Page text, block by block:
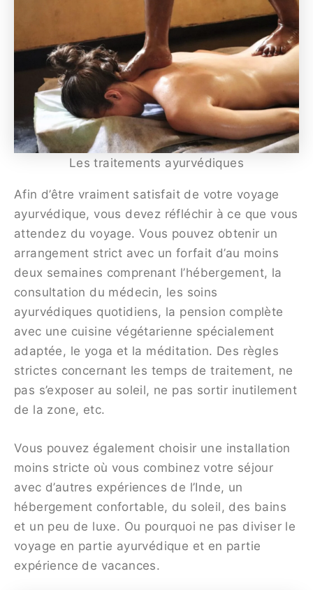
Les traitements ayurvédiques
Afin d’être vraiment satisfait de votre voyage
ayurvédique, vous devez réfléchir à ce que vous
attendez du voyage. Vous pouvez obtenir un
arrangement strict avec un forfait d’au moins
deux semaines comprenant l’hébergement, la
consultation du médecin, les soins
ayurvédiques quotidiens, la pension complète
avec une cuisine végétarienne spécialement
adaptée, le yoga et la méditation. Des règles
strictes concernant les temps de traitement, ne
pas s’exposer au soleil, ne pas sortir inutilement
de la zone, etc.
Vous pouvez également choisir une installation
moins stricte où vous combinez votre séjour
avec d’autres expériences de l’Inde, un
hébergement confortable, du soleil, des bains
et un peu de luxe. Ou pourquoi ne pas diviser le
voyage en partie ayurvédique et en partie
expérience de vacances.